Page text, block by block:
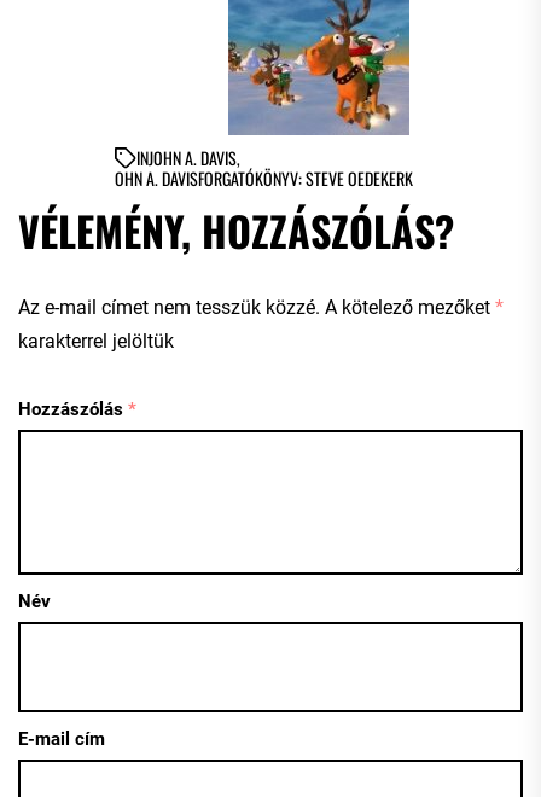
INJOHN A. DAVIS,
OHN A. DAVISFORGATÓKÖNYV: STEVE OEDEKERK
VÉLEMÉNY, HOZZÁSZÓLÁS?
Az e-mail címet nem tesszük közzé. A kötelező mezőket *
karakterrel jelöltük
Hozzászólás *
Név
E-mail cím